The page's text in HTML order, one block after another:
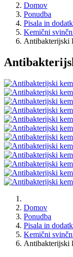
Domov
Ponudba
Pisala in
Kemični
Antibakterijski
Domov
Ponudba
Pisala in
Kemični
Antibakterijski